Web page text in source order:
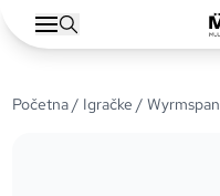
Početna/ Igračke / Wyrmspan